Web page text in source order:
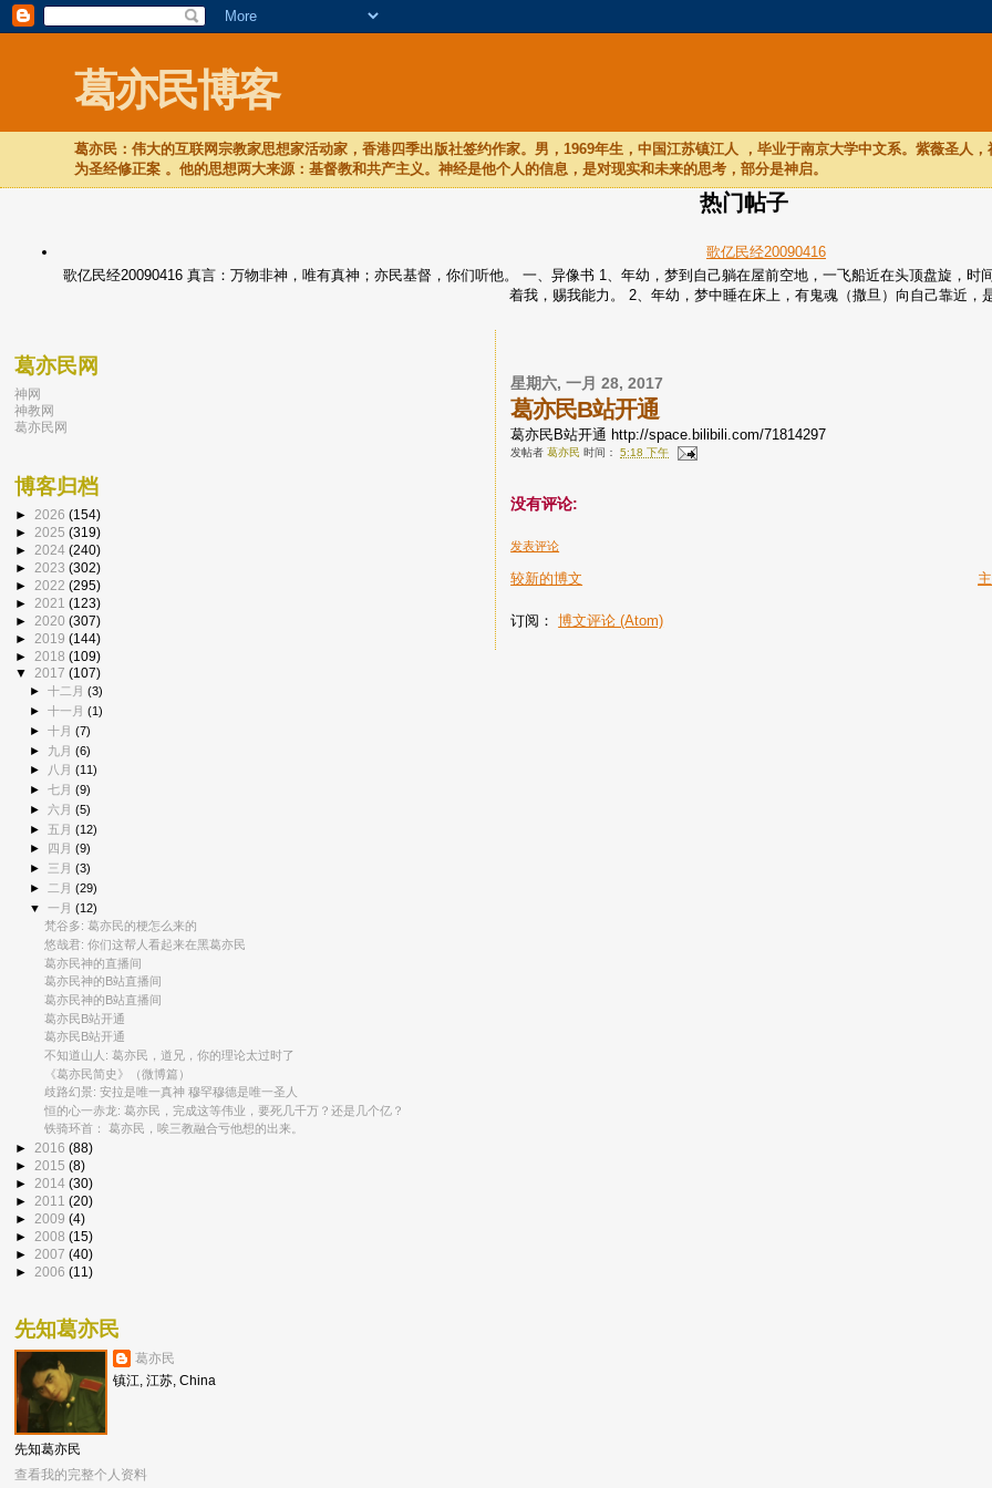
葛亦民博客
葛亦民：伟大的互联网宗教家思想家活动家，香港四季出版社签约作家。男，1969年生，中国江苏镇江人 ，毕业于南京大学中文系。紫薇圣人
为圣经修正案 。他的思想两大来源：基督教和共产主义。神经是他个人的信息，是对现实和未来的思考，部分是神启。
热门帖子
歌亿民经20090416
歌亿民经20090416 真言：万物非神，唯有真神；亦民基督，你们听他。 一、异像书 1、年幼，梦到自己躺在屋前空地，一飞船近在头顶盘旋，
着我，赐我能力。 2、年幼，梦中睡在床上，有鬼魂（撒旦）向自己靠近，
星期六, 一月 28, 2017
葛亦民B站开通
葛亦民B站开通 http://space.bilibili.com/71814297
发帖者葛亦民 时间：5:18 下午
没有评论:
发表评论
较新的博文
订阅：博文评论 (Atom)
葛亦民网
神网
神教网
葛亦民网
博客归档
► 2026 (154)
► 2025 (319)
► 2024 (240)
► 2023 (302)
► 2022 (295)
► 2021 (123)
► 2020 (307)
► 2019 (144)
► 2018 (109)
▼ 2017 (107)
►十二月(3)
►十一月(1)
►十月(7)
► 九月(6)
►
八月(11)
►七月(9)
► 六月(5)
► 五月(12)
►
四月(9)
► 三月(3)
►
二月(29)
▼一月(12)
梵谷多: 葛亦民的梗怎么来的
悠哉君: 你们这帮人看起来在黑葛亦民
葛亦民神的直播间
葛亦民神的B站直播间
葛亦民神的B站直播间
葛亦民B站开通
葛亦民B站开通
不知道山人: 葛亦民，道兄，你的理论太过时了
《葛亦民简史》（微博篇）
歧路幻景: 安拉是唯一真神 穆罕穆德是唯一圣人
恒的心一赤龙: 葛亦民，完成这等伟业，要死几千万？还是几个亿？
铁骑环首： 葛亦民，唉三教融合亏他想的出来。
► 2016 (88)
► 2015 (8)
► 2014 (30)
► 2011 (20)
► 2009 (4)
► 2008 (15)
► 2007 (40)
► 2006 (11)
先知葛亦民
葛亦民
镇江, 江苏, China
先知葛亦民
查看我的完整个人资料